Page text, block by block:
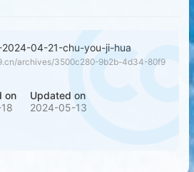
04-21-chu-you-ji-hua
archives/3500c280-9b2b-4d34-80f9
on
Updated on
2024-05-13